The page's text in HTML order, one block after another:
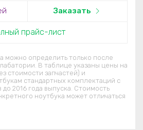
Заказать
прайс-лист
можно определить только после
В таблице указаны цены на
стоимости запчастей) и
стандартных комплектаций c
2016 года выпуска. Стоимость
ноутбука может отличаться